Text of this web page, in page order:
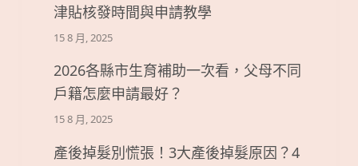
津貼核發時間與申請教學
15 8 月, 2025
2026各縣市生育補助一次看，父母不同
戶籍怎麼申請最好？
15 8 月, 2025
產後掉髮別慌張！3大產後掉髮原因？4